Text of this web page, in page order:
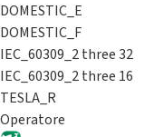
DOMESTIC_E
DOMESTIC_F
IEC_60309_2 three 32
IEC_60309_2 three 16
TESLA_R
Operatore